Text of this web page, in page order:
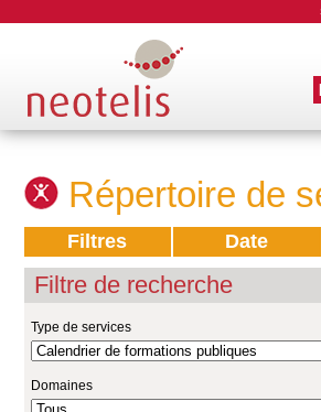
Répertoire de
Filtres Date
Filtre de recherche
Type de services
Domaines